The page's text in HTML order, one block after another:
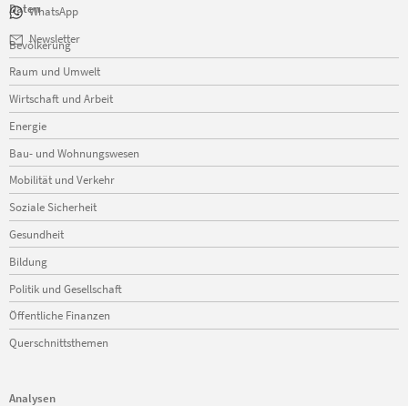
WhatsApp
Newsletter
Daten
Navigation
überspringen
Bevölkerung
Raum und Umwelt
Wirtschaft und Arbeit
Energie
Bau- und Wohnungswesen
Mobilität und Verkehr
Soziale Sicherheit
Gesundheit
Bildung
Politik und Gesellschaft
Öffentliche Finanzen
Querschnittsthemen
Analysen